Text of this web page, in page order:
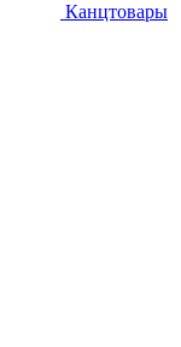
Канцтовары